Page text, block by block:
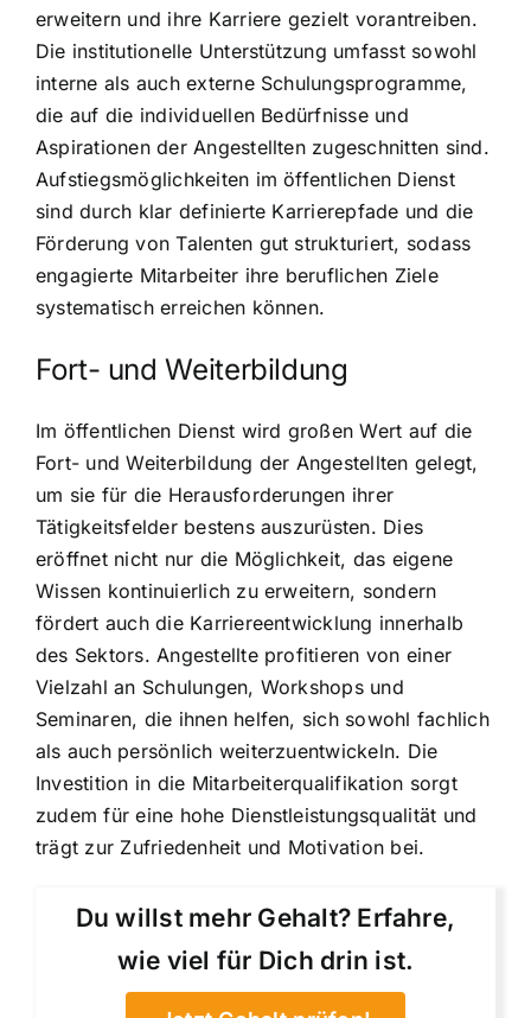
erweitern und ihre Karriere gezielt vorantreiben.
Die institutionelle Unterstützung umfasst sowohl
interne als auch externe Schulungsprogramme,
die auf die individuellen Bedürfnisse und
Aspirationen der Angestellten zugeschnitten sind.
Aufstiegsmöglichkeiten im öffentlichen Dienst
sind durch klar definierte Karrierepfade und die
Förderung von Talenten gut strukturiert, sodass
engagierte Mitarbeiter ihre beruflichen Ziele
systematisch erreichen können.
Fort- und Weiterbildung
Im öffentlichen Dienst wird großen Wert auf die
Fort- und Weiterbildung der Angestellten gelegt,
um sie für die Herausforderungen ihrer
Tätigkeitsfelder bestens auszurüsten. Dies
eröffnet nicht nur die Möglichkeit, das eigene
Wissen kontinuierlich zu erweitern, sondern
fördert auch die Karriereentwicklung innerhalb
des Sektors. Angestellte profitieren von einer
Vielzahl an Schulungen, Workshops und
Seminaren, die ihnen helfen, sich sowohl fachlich
als auch persönlich weiterzuentwickeln. Die
Investition in die Mitarbeiterqualifikation sorgt
zudem für eine hohe Dienstleistungsqualität und
trägt zur Zufriedenheit und Motivation bei.
Du willst mehr Gehalt? Erfahre,
wie viel für Dich drin ist.